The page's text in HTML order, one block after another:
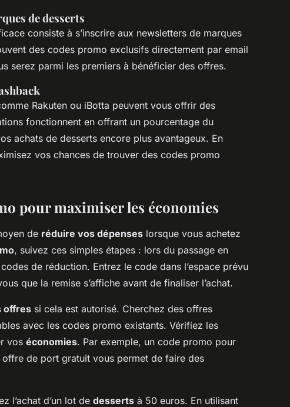
de desserts
consiste à s’inscrire aux newsletters de marques
des codes promo exclusifs directement par email
serez parmi les premiers à bénéficier des offres.
Rakuten ou iBotta peuvent vous offrir des
fonctionnent en offrant un pourcentage du
achats de desserts encore plus avantageux. En
vos chances de trouver des codes promo
pour maximiser les économies
de réduire vos dépenses lorsque vous achetez
, suivez ces simples étapes : lors du passage en
de réduction. Entrez le code dans l’espace prévu
que la remise s’affiche avant de finaliser l’achat.
offres si cela est autorisé. Cherchez des offres
avec les codes promo existants. Vérifiez les
vos économies. Par exemple, un code promo pour
de port gratuit vous permet de faire des
l’achat d’un lot de desserts à 50 euros. En utilisant